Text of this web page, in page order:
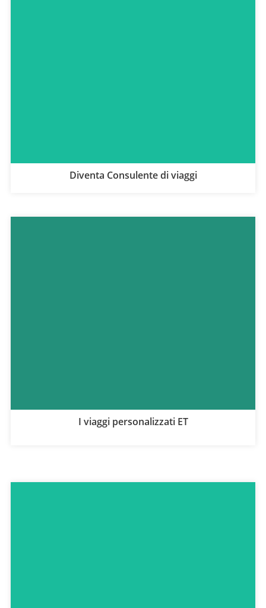
Diventa Consulente di viaggi
I viaggi personalizzati ET